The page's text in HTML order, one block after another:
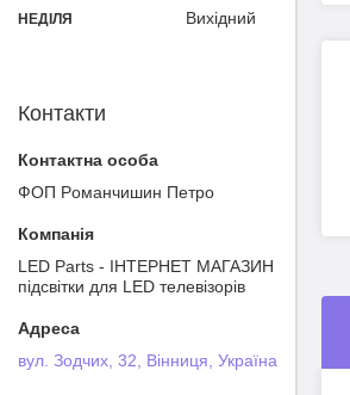
НЕДІЛЯ Вихідний
Контакти
ФОП Poмaнчишин Пeтрo
LED Parts - ІНТЕРНЕТ МАГАЗИН
підсвітки для LED телевізорів
вул. Зодчих, 32, Вінниця, Україна